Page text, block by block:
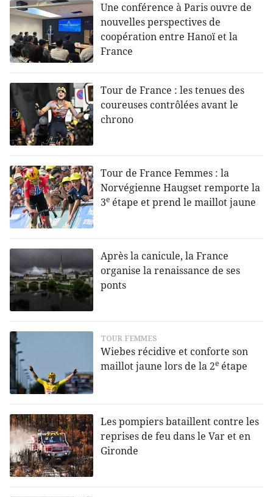
Une conférence à Paris ouvre de
nouvelles perspectives de
coopération entre Hanoï et la
France
Tour de France : les tenues des
coureuses contrôlées avant le
chrono
Tour de France Femmes : la
Norvégienne Haugset remporte la
3e étape et prend le maillot jaune
Après la canicule, la France
organise la renaissance de ses
ponts
TOUR FEMMES
Wiebes récidive et conforte son
maillot jaune lors de la 2e étape
Les pompiers bataillent contre les
reprises de feu dans le Var et en
Gironde